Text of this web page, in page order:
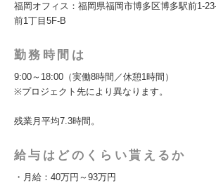
福岡オフィス：福岡県福岡市博多区博多駅前1-
前1丁目5F-B
勤務時間は
9:00～18:00（実働8時間／休憩1時間）
※プロジェクト先により異なります。
残業月平均7.3時間。
給与はどのくらい貰えるか
・月給：40万円～93万円